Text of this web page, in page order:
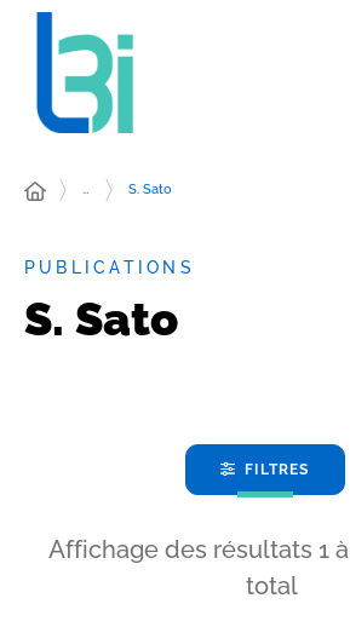
… S. Sato
PUBLICATIONS
S. Sato
FILTRES
Affichage des résultats 1à
total